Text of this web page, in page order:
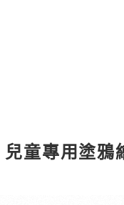
童專用塗鴉